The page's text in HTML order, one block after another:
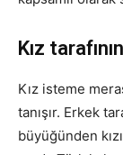
Kız
Kız isteme
tanışır. Erkek
büyüğünden